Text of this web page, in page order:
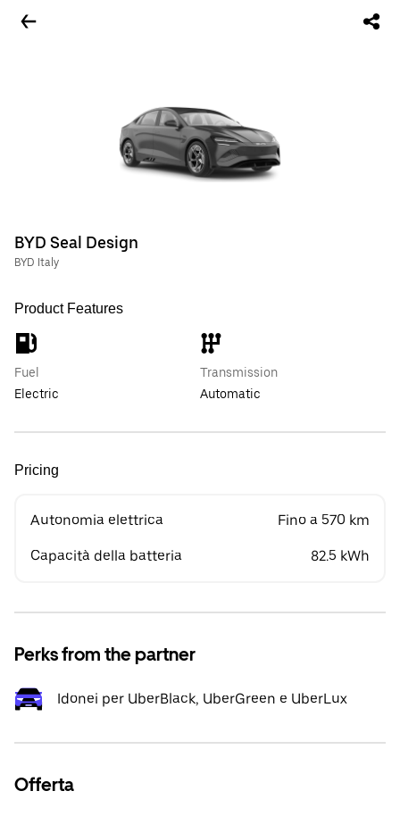
BYD Seal Design
BYD Italy
Product Features
Fuel
Electric
Transmission
Automatic
Pricing
Autonomia elettrica Fino a 570 km
Capacità della batteria 82.5 kWh
Perks from the partner
Idonei per UberBlack, UberGreen e UberLux
Offerta